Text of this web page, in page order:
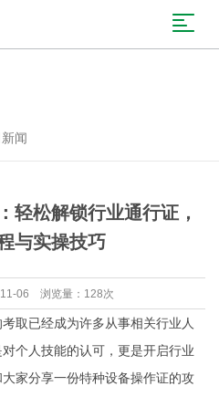
闻
轻松解锁行业通行证，
与实操技巧
06 浏览量：128次
取已经成为许多从事相关行业人
个人技能的认可，更是开启行业
家分享一份特种设备操作证的攻